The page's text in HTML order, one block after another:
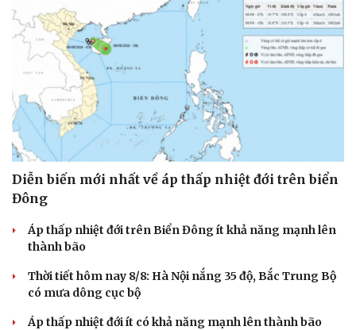
Cải chính
Diễn biến mới nhất về áp thấp nhiệt đới trên biển
Đông
Áp thấp nhiệt đới trên Biển Đông ít khả năng mạnh lên
thành bão
Thời tiết hôm nay 8/8: Hà Nội nắng 35 độ, Bắc Trung Bộ
có mưa dông cục bộ
Áp thấp nhiệt đới ít có khả năng mạnh lên thành bão